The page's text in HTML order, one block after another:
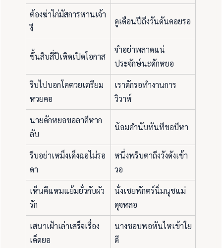
ต้องฆ่าไก่มัสการหานเจ้า
งี
ดูเดือนปีถึงวันดันคอยรอ
ขึ้นสิบสี่ปีเหิดเปิดโอกาส
จำอย่าพลาดแน่
ประจักษ์นะดักหยอ
รีบไปบอกโคตวยเตรียม
หวยคอ
เราดักรอทำงานการ
วิวาห์
นายดักหยอขอลาคีหาก
ลับ
น้อมคำนับทันทีขอบีหา
รีบอย่าเหม็งเด็งฉอไม่รอ
ดา
หนึ่งพริบตาถึงวังดังเข้า
วอ
เห็นคีแหมแย้มยั่วกับผัว
รัก
นั่งเชยพักตร์นิ่มนุชแม่
ดุจหลอ
เสนาเฝ้าเล่าเสร็จเรื่อง
เด็ดยอ
นางชอบพอหันไหเข้าใย
ดี